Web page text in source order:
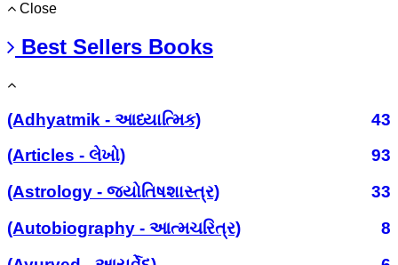
Close
Best Sellers Books
(Adhyatmik - આધ્યાત્મિક)
43
(Articles - લેખો)
93
(Astrology - જ્યોતિષશાસ્ત્ર)
33
(Autobiography - આત્મચરિત્ર)
8